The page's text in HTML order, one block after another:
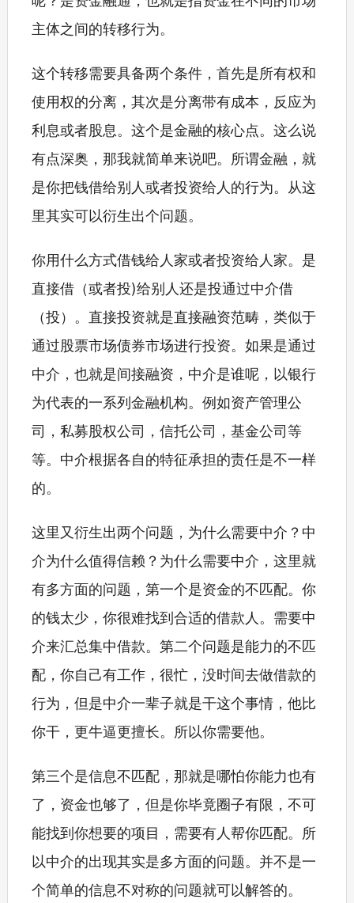
主体之间的转移行为。
这个转移需要具备两个条件，首先是所有权和
使用权的分离，其次是分离带有成本，反应为
利息或者股息。这个是金融的核心点。这么说
有点深奥，那我就简单来说吧。所谓金融，就
是你把钱借给别人或者投资给人的行为。从这
里其实可以衍生出个问题。
你用什么方式借钱给人家或者投资给人家。是
直接借（或者投)给别人还是投通过中介借
（投）。直接投资就是直接融资范畴，类似于
通过股票市场债券市场进行投资。如果是通过
中介，也就是间接融资，中介是谁呢，以银行
为代表的一系列金融机构。例如资产管理公
司，私募股权公司，信托公司，基金公司等
等。中介根据各自的特征承担的责任是不一样
的。
这里又衍生出两个问题，为什么需要中介？中
介为什么值得信赖？为什么需要中介，这里就
有多方面的问题，第一个是资金的不匹配。你
的钱太少，你很难找到合适的借款人。需要中
介来汇总集中借款。第二个问题是能力的不匹
配，你自己有工作，很忙，没时间去做借款的
行为，但是中介一辈子就是干这个事情，他比
你干，更牛逼更擅长。所以你需要他。
第三个是信息不匹配，那就是哪怕你能力也有
了，资金也够了，但是你毕竟圈子有限，不可
能找到你想要的项目，需要有人帮你匹配。所
以中介的出现其实是多方面的问题。并不是一
个简单的信息不对称的问题就可以解答的。